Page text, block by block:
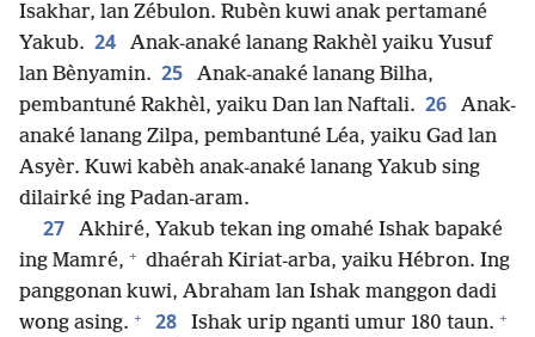
Isakhar, lan Zébulon. Rubèn kuwi anak pertamané
Yakub. 24
Anak-anaké lanang Rakhèl yaiku Yusuf
lan Bènyamin. 25
Anak-anaké lanang Bilha,
pembantuné Rakhèl, yaiku Dan lan Naftali. 26
Anak-
anaké lanang Zilpa, pembantuné Léa, yaiku Gad lan
Asyèr. Kuwi kabèh anak-anaké lanang Yakub sing
dilairké ing Padan-aram.
27
Akhiré, Yakub tekan ing omahé Ishak bapaké
ing Mamré, + dhaérah Kiriat-arba, yaiku Hébron. Ing
panggonan kuwi, Abraham lan Ishak manggon dadi
wong asing. + 28 Ishak urip nganti umur 180 taun. +